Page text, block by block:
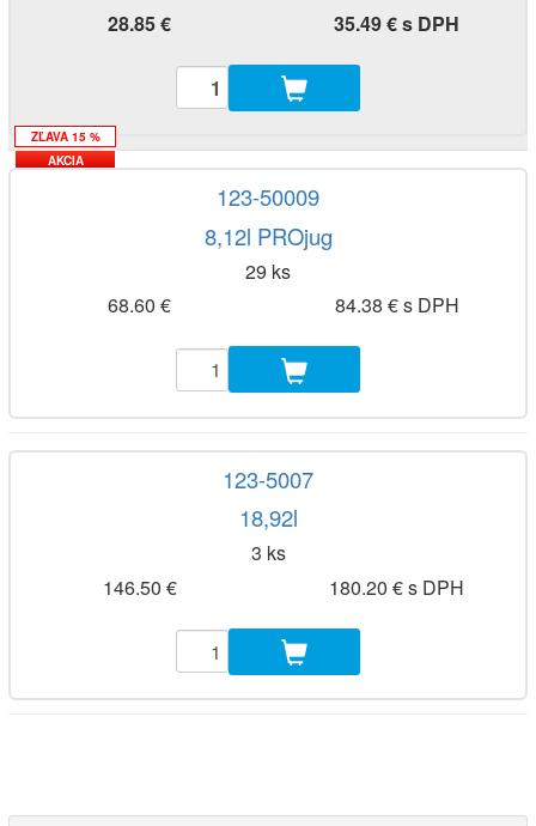
28.85 €
35.49 € s DPH
ZĽAVA 15 %
AKCIA
123-50009
8,12l PROjug
29 ks
68.60 €
84.38 € s DPH
123-5007
18,92l
3 ks
146.50 €
180.20 € s DPH